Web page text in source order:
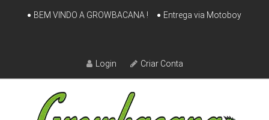
Skip
BEM VINDO A GROWBACANA ! Entrega via Motoboy
Login Criar Conta